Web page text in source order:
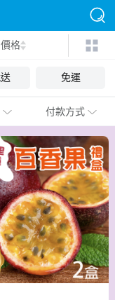
價格
免運
付款方式